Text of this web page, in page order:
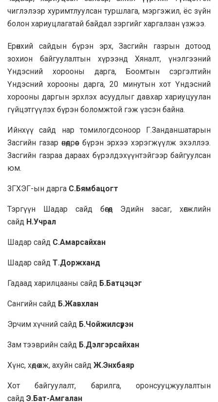
чиглэлээр хуримтлуулсан туршлага, мэргэжил, ёс зүйн
болон хариуцлагатай байдал зэргийг харгалзан үзжээ.
Ерөнхий сайдын бүрэн эрх, Засгийн газрын дотоод
зохион байгуулалтын хүрээнд Хяналт, үнэлгээний
Үндэсний хорооны дарга, Боомтын сэргэлтийн
Үндэсний хорооны дарга, 20 минутын хот Үндэсний
хорооны даргын эрхлэх асуудлыг давхар хариуцуулан
гүйцэтгүүлэх бүрэн боломжтой гэж үзсэн байна.
Ийнхүү сайд нар томилогдсоноор Г.Занданшатарын
Засгийн газар өнөөдрөөс бүрэн эрхээ хэрэгжүүлж эхэллээ.
Засгийн газраа дараах бүрэлдэхүүнтэйгээр байгуулсан
юм.
ЗГХЭГ-ын дарга С.Бямбацогт
Тэргүүн Шадар сайд бөгөөд Эдийн засаг, хөгжлийн
сайд Н.Учрал
Шадар сайд С.Амарсайхан
Шадар сайд Т.Доржханд
Гадаад харилцааны сайд Б.Батцэцэг
Сангийн сайд Б.Жавхлан
Эрчим хүчний сайд Б.Чойжилсүрэн
Зам тээврийн сайд Б.Дэлгэрсайхан
Хүнс, хөдөө аж, ахуйн сайд Ж.Энхбаяр
Хот байгуулалт, барилга, оронсууцжуулалтын
сайд Э.Бат-Амгалан